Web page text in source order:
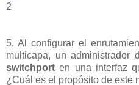
2
5. Al configurar el
multicapa, un administrador
switchport en una interfaz
¿Cuál es el propósito de este